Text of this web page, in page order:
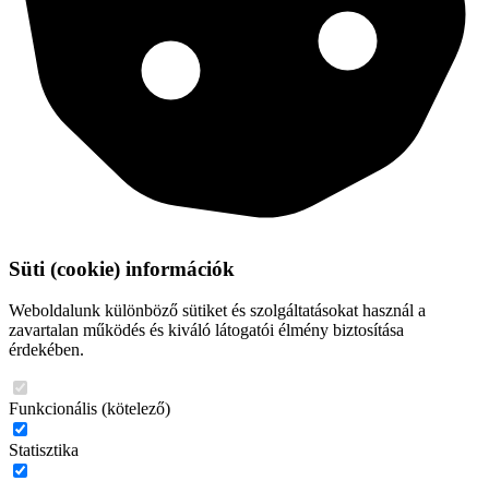
Süti (cookie) információk
Weboldalunk különböző sütiket és szolgáltatásokat használ a
zavartalan működés és kiváló látogatói élmény biztosítása
érdekében.
Funkcionális (kötelező)
Statisztika